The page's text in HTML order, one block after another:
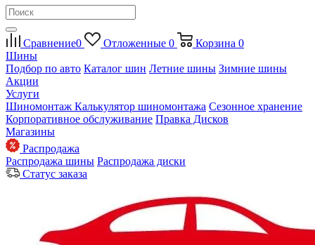
Сравнение0 Отложенные 0 Корзина 0
Шины
Подбор по авто Каталог шин Летние шины Зимние шины
Акции
Услуги
Шиномонтаж Калькулятор шиномонтажа Сезонное хранение
Корпоративное обслуживание Правка Дисков
Магазины
Распродажа
Распродажа шины Распродажа диски
Статус заказа